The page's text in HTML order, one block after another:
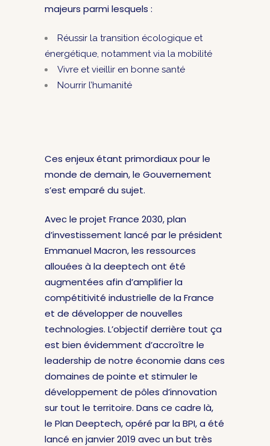
majeurs parmi lesquels :
Réussir la transition écologique et
énergétique, notamment via la mobilité
Vivre et vieillir en bonne santé
Nourrir l’humanité
Ces enjeux étant primordiaux pour le
monde de demain, le Gouvernement
s’est emparé du sujet.
Avec le projet France 2030, plan
d’investissement lancé par le président
Emmanuel Macron, les ressources
allouées à la deeptech ont été
augmentées afin d’amplifier la
compétitivité industrielle de la France
et de développer de nouvelles
technologies. L’objectif derrière tout ça
est bien évidemment d’accroître le
leadership de notre économie dans ces
domaines de pointe et stimuler le
développement de pôles d’innovation
sur tout le territoire. Dans ce cadre là,
le Plan Deeptech, opéré par la BPI, a été
lancé en janvier 2019 avec un but très